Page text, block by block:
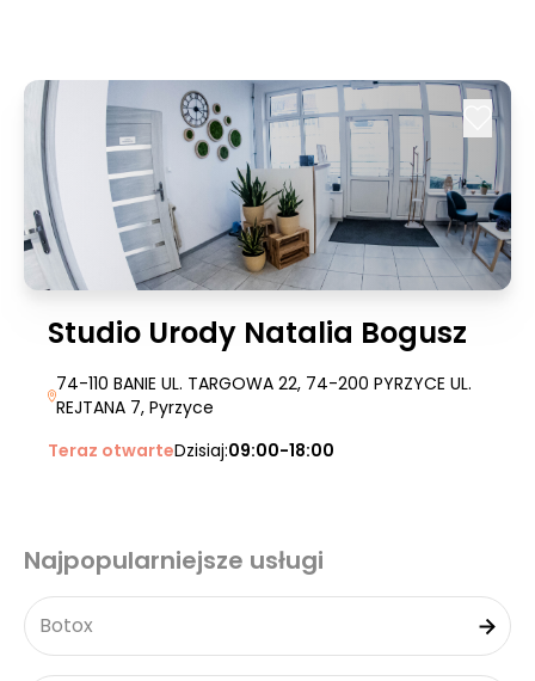
Studio Urody Natalia Bogusz
74-110 BANIE UL. TARGOWA 22, 74-200 PYRZYCE UL.
REJTANA 7, Pyrzyce
Teraz otwarteDzisiaj:09:00-18:00
Najpopularniejsze usługi
Botox